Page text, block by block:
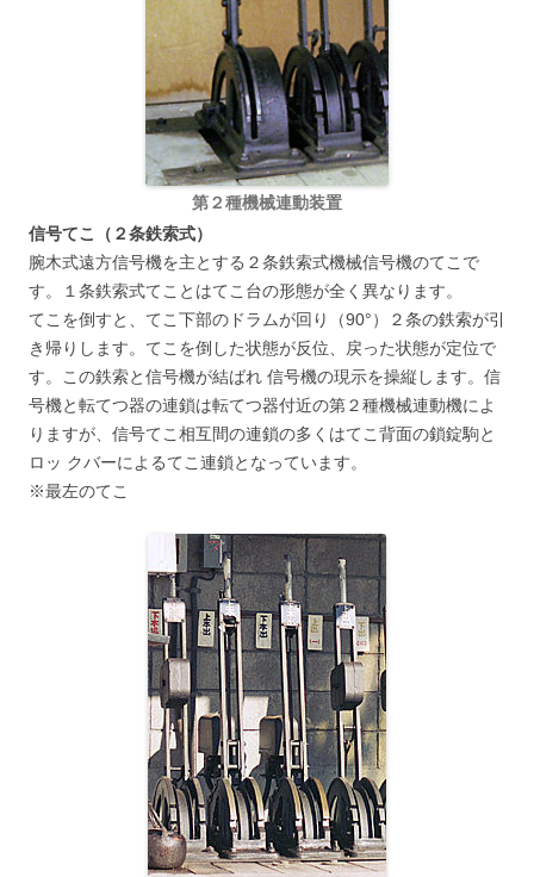
第２種機械連動装置
信号てこ（２条鉄索式）
腕木式遠方信号機を主とする２条鉄索式機械信号機のてこで
す。１条鉄索式てことはてこ台の形態が全く異なります。
てこを倒すと、てこ下部のドラムが回り（90°）２条の鉄索が引
き帰りします。てこを倒した状態が反位、戻った状態が定位で
す。この鉄索と信号機が結ばれ 信号機の現示を操縦します。信
号機と転てつ器の連鎖は転てつ器付近の第２種機械連動機によ
りますが、信号てこ相互間の連鎖の多くはてこ背面の鎖錠駒と
ロッ クバーによるてこ連鎖となっています。
※最左のてこ